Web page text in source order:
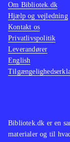
med ny
Der er ikke
WiiU endnu
Alt i alt et
som nok
nyheder,
Bibliotek.dk er en
materialer og til
Om Bibliotek.dk
Hjælp og vejledning
Kontakt os
Privatlivspolitik
Leverandører
English